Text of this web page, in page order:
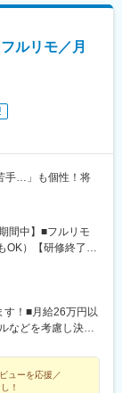
ルリモ／月
手…」も個性！将
間中】■フルリモ
OK）【研修終了
大阪府近郊）の案
クセスなどを考慮
ら「在宅勤務」
す！【本社】東京
！■月給26万円以
などを考慮し決定
は前職給与を考慮
ューを応援／
！